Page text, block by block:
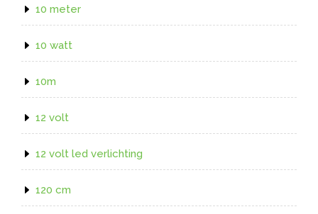
10 meter
10 watt
10m
12 volt
12 volt led verlichting
120 cm